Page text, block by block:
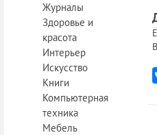
Журналы
Здоровье и
красота
Интерьер
Искусство
Книги
Компьютерная
техника
Мебель